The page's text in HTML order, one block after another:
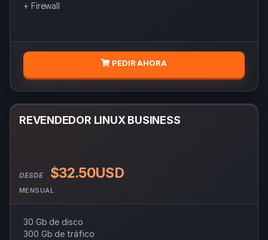
+ Firewall
PEDIR AHORA
REVENDEDOR LINUX BUSINESS
DESDE $32.50USD
MENSUAL
30 Gb de disco
300 Gb de tráfico